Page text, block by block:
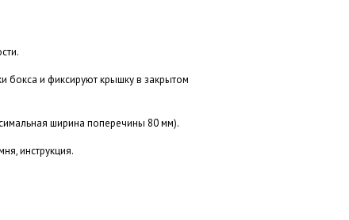
бокса и фиксируют крышку в закрытом
ширина поперечины 80 мм).
инструкция.